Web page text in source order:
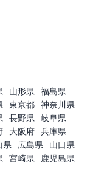
山形県
福島県
東京都
神奈川県
長野県
岐阜県
大阪府
兵庫県
県 広島県
山口県
宮崎県
鹿児島県